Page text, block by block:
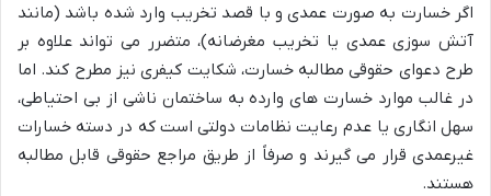
اگر خسارت به صورت عمدی و با قصد تخریب وارد شده باشد (مانند
آتش سوزی عمدی یا تخریب مغرضانه)، متضرر می تواند علاوه بر
طرح دعوای حقوقی مطالبه خسارت، شکایت کیفری نیز مطرح کند. اما
در غالب موارد خسارت های وارده به ساختمان ناشی از بی احتیاطی،
سهل انگاری یا عدم رعایت نظامات دولتی است که در دسته خسارات
غیرعمدی قرار می گیرند و صرفاً از طریق مراجع حقوقی قابل مطالبه
هستند.